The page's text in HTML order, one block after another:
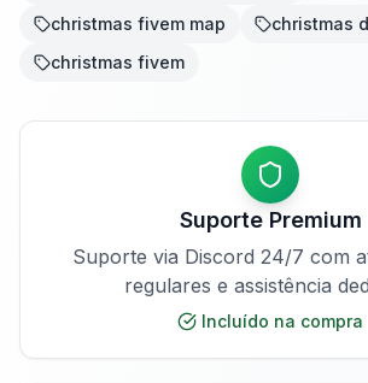
christmas fivem map
christmas
christmas fivem
Suporte Premium
Suporte via Discord 24/7 com
regulares e assistência
Incluído na compra